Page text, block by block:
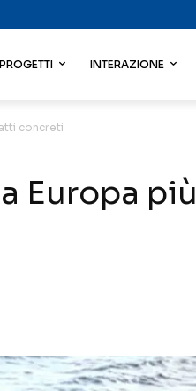
PROGETTI INTERAZIONE
concreti
Europa più